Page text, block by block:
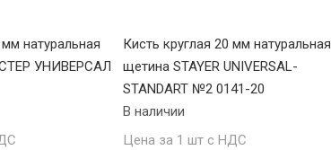
натуральная
УНИВЕРСАЛ
Кисть круглая 20 мм натуральная
щетина STAYER UNIVERSAL-
STANDART №2 0141-20
В наличии
Цена за 1 шт с НДС